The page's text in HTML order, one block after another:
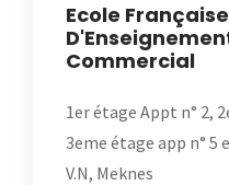
Ecole Française
Commercial
1er étage Appt n° 2,
3eme étage app n° 5
V.N, Meknes